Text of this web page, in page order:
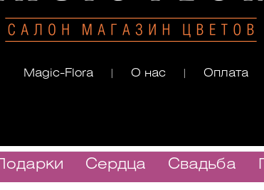
Magic-Flora О нас Оплата
Подарки Cердца Свадьба